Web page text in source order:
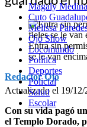
Magaly Medina
Cuto
Melissa
Ojo Show
Locomundo
Política
Deportes
Policial
Salud
Escolar
Entra sin
se le van
Redactor Ojo
Actualizado el 19/
Con su vida pagó
el Templo Dorado,